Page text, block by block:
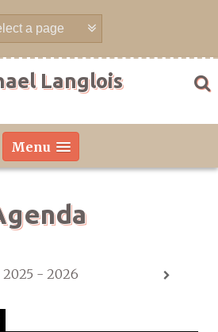
Langlois
Menu
2025 - 2026